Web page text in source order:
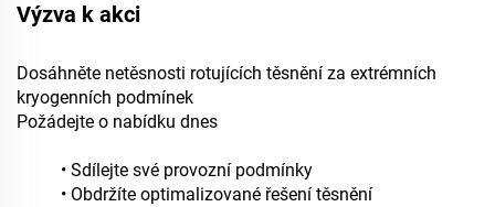
Výzva k akci
Dosáhněte netěsnosti rotujících těsnění za extrémních
kryogenních podmínek
Požádejte o nabídku dnes
• Sdílejte své provozní podmínky
• Obdržíte optimalizované řešení těsnění